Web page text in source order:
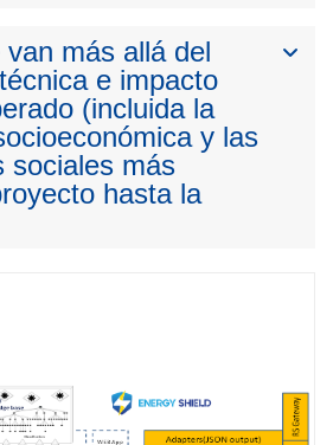
más allá del
e impacto
(incluida la
y las
sociales más
hasta la